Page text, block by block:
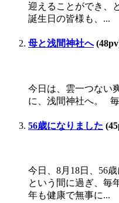
迎えることができ、
誕生日の皆様も、...
母と浅間神社へ
今日は、雲一つない
に、浅間神社へ。
56歳になりました
今日、8月18日、56
という間に過ぎ、毎
年も健康で無事に...